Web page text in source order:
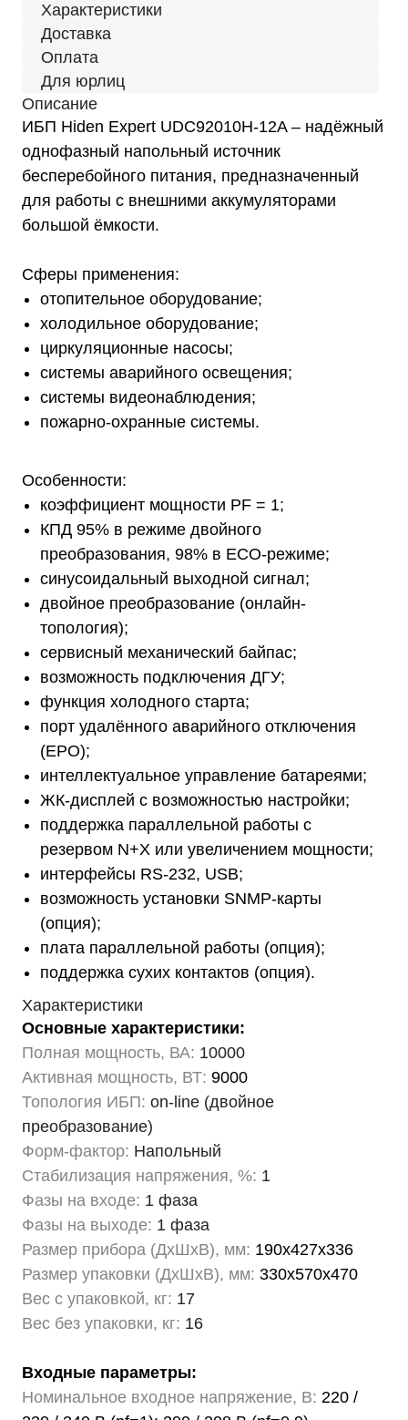
Характеристики
Доставка
Оплата
Для юрлиц
Описание
ИБП Hiden Expert UDC92010H-12A – надёжный
однофазный напольный источник
бесперебойного питания, предназначенный
для работы с внешними аккумуляторами
большой ёмкости.
Сферы применения:
отопительное оборудование;
холодильное оборудование;
циркуляционные насосы;
системы аварийного освещения;
системы видеонаблюдения;
пожарно-охранные системы.
Особенности:
коэффициент мощности PF = 1;
КПД 95% в режиме двойного
преобразования, 98% в ЕСО-режиме;
синусоидальный выходной сигнал;
двойное преобразование (онлайн-
топология);
сервисный механический байпас;
возможность подключения ДГУ;
функция холодного старта;
порт удалённого аварийного отключения
(EPO);
интеллектуальное управление батареями;
ЖК-дисплей с возможностью настройки;
поддержка параллельной работы с
резервом N+X или увеличением мощности;
интерфейсы RS-232, USB;
возможность установки SNMP-карты
(опция);
плата параллельной работы (опция);
поддержка сухих контактов (опция).
Характеристики
Основные характеристики:
Полная мощность, ВА: 10000
Активная мощность, ВТ: 9000
Топология ИБП: on-line (двойное
преобразование)
Форм-фактор: Напольный
Стабилизация напряжения, %: 1
Фазы на входе: 1 фаза
Фазы на выходе: 1 фаза
Размер прибора (ДхШхВ), мм: 190х427х336
Размер упаковки (ДхШхВ), мм: 330х570х470
Вес с упаковкой, кг: 17
Вес без упаковки, кг: 16
Входные параметры:
Номинальное входное напряжение, В: 220 /